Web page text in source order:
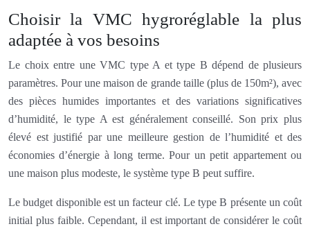
Choisir la VMC hygroréglable la plus
adaptée à vos besoins
Le choix entre une VMC type A et type B dépend de plusieurs
paramètres. Pour une maison de grande taille (plus de 150m²), avec
des pièces humides importantes et des variations significatives
d’humidité, le type A est généralement conseillé. Son prix plus
élevé est justifié par une meilleure gestion de l’humidité et des
économies d’énergie à long terme. Pour un petit appartement ou
une maison plus modeste, le système type B peut suffire.
Le budget disponible est un facteur clé. Le type B présente un coût
initial plus faible. Cependant, il est important de considérer le coût